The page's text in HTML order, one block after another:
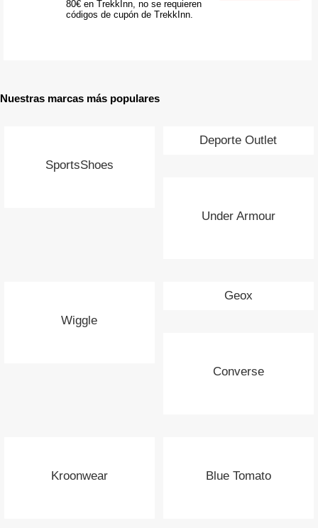
80€ en TrekkInn, no se requieren
códigos de cupón de TrekkInn.
Nuestras marcas más populares
SportsShoes
Deporte Outlet
Under Armour
Wiggle
Geox
Converse
Kroonwear Blue Tomato